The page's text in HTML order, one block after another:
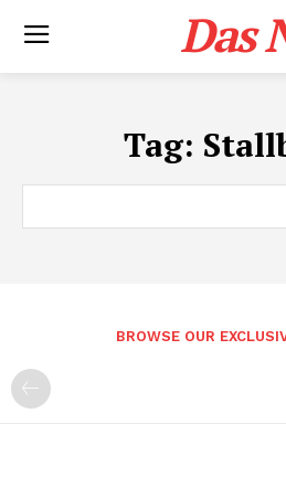
Das
Tag:
BROWSE OUR